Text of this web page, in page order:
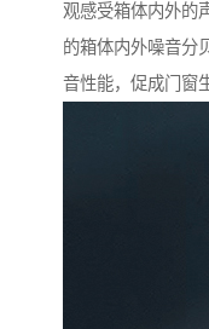
观感受箱体内外的
的箱体内外噪音分
音性能，促成门窗